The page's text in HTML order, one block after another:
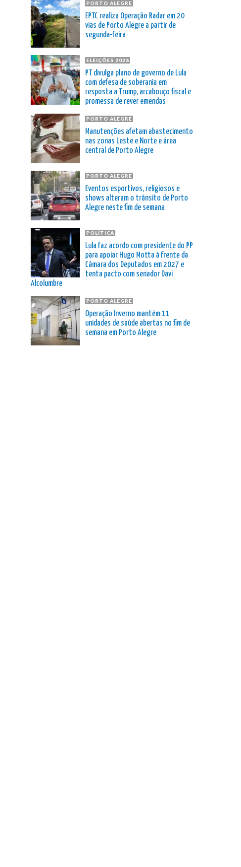
PORTO ALEGRE
EPTC realiza Operação Radar em 20
vias de Porto Alegre a partir de
segunda-feira
ELEIÇÕES 2026
PT divulga plano de governo de Lula
com defesa de soberania em
resposta a Trump, arcabouço fiscal e
promessa de rever emendas
PORTO ALEGRE
Manutenções afetam abastecimento
nas zonas Leste e Norte e área
central de Porto Alegre
PORTO ALEGRE
Eventos esportivos, religiosos e
shows alteram o trânsito de Porto
Alegre neste fim de semana
POLÍTICA
Lula faz acordo com presidente do PP
para apoiar Hugo Motta à frente da
Câmara dos Deputados em 2027 e
tenta pacto com senador Davi
Alcolumbre
PORTO ALEGRE
Operação Inverno mantém 11
unidades de saúde abertas no fim de
semana em Porto Alegre